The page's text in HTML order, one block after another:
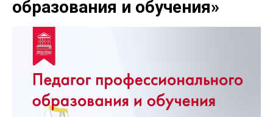
образования и обучения»